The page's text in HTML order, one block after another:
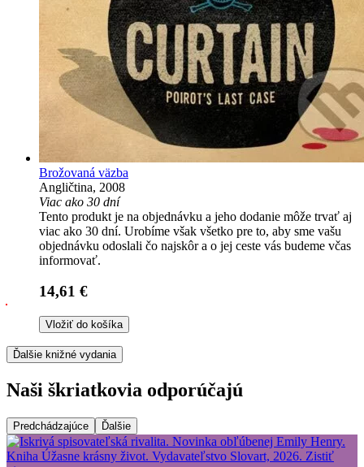
Brožovaná väzba
Angličtina, 2008
Viac ako 30 dní
Tento produkt je na objednávku a jeho dodanie môže trvať aj
viac ako 30 dní. Urobíme však všetko pre to, aby sme vašu
objednávku odoslali čo najskôr a o jej ceste vás budeme včas
informovať.
14,61 €
Vložiť do košíka
Ďalšie knižné vydania
Naši škriatkovia odporúčajú
Predchádzajúce Ďalšie